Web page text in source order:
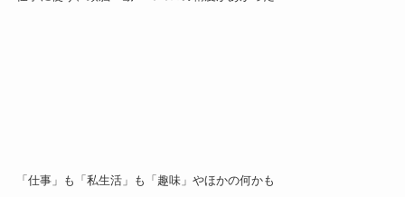
「仕事」も「私生活」も「趣味」やほかの何かも